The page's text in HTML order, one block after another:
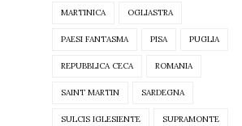
MARTINICA OGLIASTRA
PAESI FANTASMA PISA PUGLIA
REPUBBLICA CECA ROMANIA
SAINT MARTIN SARDEGNA
SULCIS IGLESIENTE SUPRAMONTE